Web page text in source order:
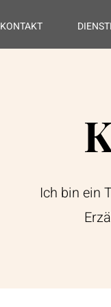
KONTAKT
Ich bin ein